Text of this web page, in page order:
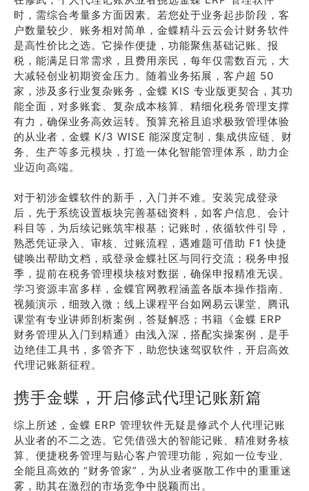
时，需综合考量多方面因素。若您处于业务起步阶段，客
户数量较少、账务相对简单，金蝶精斗云云会计财务软件
是高性价比之选。它操作便捷，功能聚焦基础记账、报
税，能满足日常需求，且费用亲民，每年仅需数百元，大
大减轻创业初期资金压力。随着业务拓展，客户超 50
家，涉及多行业复杂账务，金蝶 KIS 专业版更契合，其功
能全面，对多账套、复杂成本核算、精细化税务管理支撑
有力，确保业务高效运转。预算充裕且追求极致管理体验
的从业者，金蝶 K/3 WISE 能深度定制，集成供应链、财
务、生产等多元模块，打造一体化智能管理体系，助力企
业迈向高端。
对于初涉金蝶软件的新手，入门并不难。安装完成登录
后，先于系统设置板块完善基础资料，如客户信息、会计
科目等，为后续记账筑牢根基；记账时，依循软件引导，
熟悉凭证录入、审核、过账流程，遇难题可借助 F1 快捷
键唤出帮助文档，或登录金蝶社区与同行交流；税务申报
季，提前在税务管理模块核对数据，确保申报精准无误。
学习资源丰富多样，金蝶官网教程涵盖各版本操作指南、
视频演示，细致入微；线上课程平台如网易云课堂、腾讯
课堂有专业讲师剖析案例，答疑解惑；书籍《金蝶 ERP
财务管理从入门到精通》由浅入深，搭配实操案例，是手
边绝佳工具书，多管齐下，助您快速驾驭软件，开启高效
代理记账新征程。
携手金蝶，开启修武代理记账新篇
综上所述，金蝶 ERP 管理软件无疑是修武个人代理记账
从业者的不二之选。它凭借强大的智能记账、精准财务核
算、便捷税务管理与贴心客户管理功能，宛如一位专业、
全能且高效的 “财务管家”，为从业者驱散工作中的重重迷
雾，助其在激烈的市场竞争中脱颖而出。